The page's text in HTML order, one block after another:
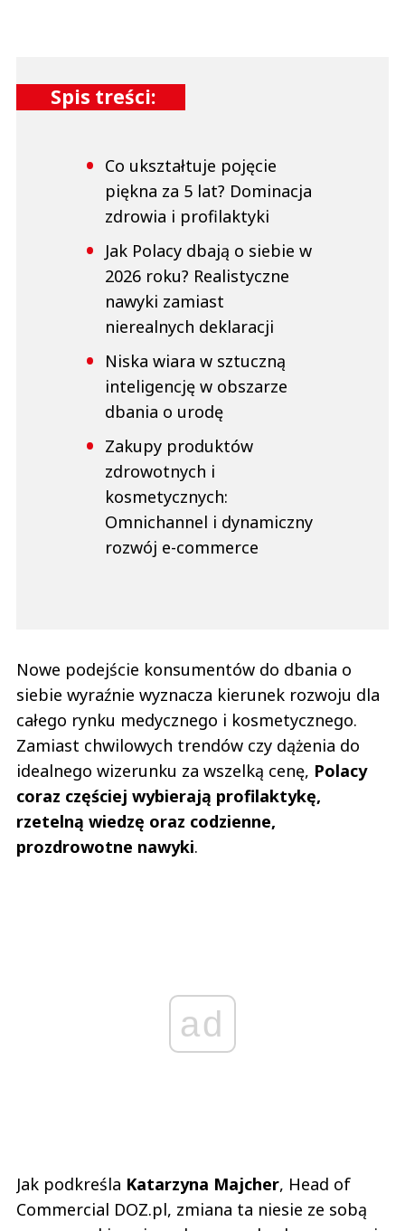
Spis treści:
Co ukształtuje pojęcie
piękna za 5 lat? Dominacja
zdrowia i profilaktyki
Jak Polacy dbają o siebie w
2026 roku? Realistyczne
nawyki zamiast
nierealnych deklaracji
Niska wiara w sztuczną
inteligencję w obszarze
dbania o urodę
Zakupy produktów
zdrowotnych i
kosmetycznych:
Omnichannel i dynamiczny
rozwój e-commerce
Nowe podejście konsumentów do dbania o
siebie wyraźnie wyznacza kierunek rozwoju dla
całego rynku medycznego i kosmetycznego.
Zamiast chwilowych trendów czy dążenia do
idealnego wizerunku za wszelką cenę, Polacy
coraz częściej wybierają profilaktykę,
rzetelną wiedzę oraz codzienne,
prozdrowotne nawyki.
ad
Jak podkreśla Katarzyna Majcher, Head of
Commercial DOZ.pl, zmiana ta niesie ze sobą